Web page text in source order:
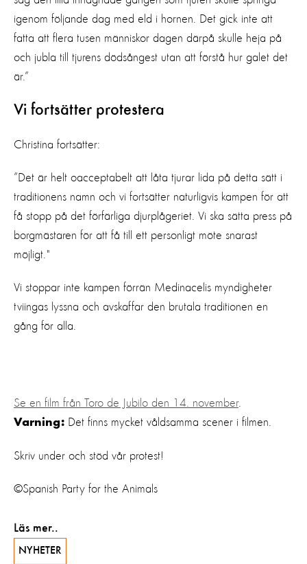
igenom följande dag med eld i hornen. Det gick inte att
fatta att flera tusen människor dagen därpå skulle heja på
och jubla till tjurens dödsångest utan att förstå hur galet det
är.”
Vi fortsätter protestera
Christina fortsätter:
”Det är helt oacceptabelt att låta tjurar lida på detta sätt i
traditionens namn och vi fortsätter naturligvis kampen för att
få stopp på det förfärliga djurplågeriet. Vi ska sätta press på
borgmästaren för att få till ett personligt möte snarast
möjligt."
Vi stoppar inte kampen förrän Medinacelis myndigheter
tviingas lyssna och avskaffar den brutala traditionen en
gång för alla.
Se en film från Toro de Jubilo den 14. november.
Varning: Det finns mycket våldsamma scener i filmen.
Skriv under och stöd vår protest!
©Spanish Party for the Animals
Läs mer..
NYHETER